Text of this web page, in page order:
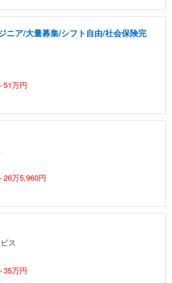
ニア/大量募集/シフト自由/社会保険完
51万円
26万5,960円
ス
35万円